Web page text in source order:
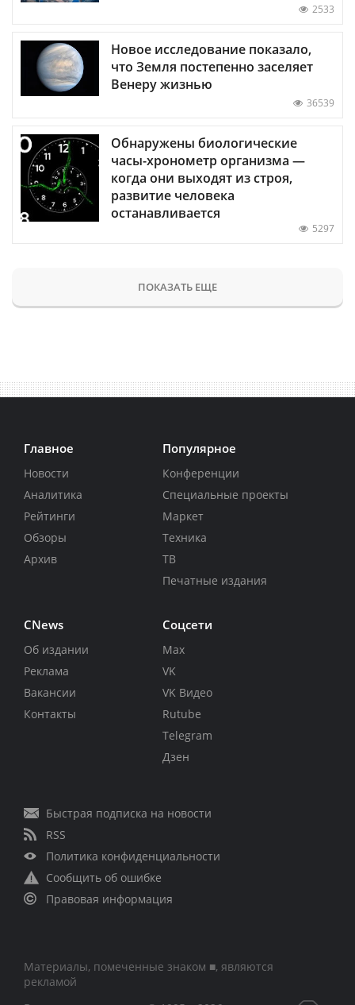
2533
Новое исследование показало,
что Земля постепенно заселяет
Венеру жизнью
36539
Обнаружены биологические
часы-хронометр организма —
когда они выходят из строя,
развитие человека
останавливается
5297
ПОКАЗАТЬ ЕЩЕ
Главное
Новости
Аналитика
Рейтинги
Обзоры
Архив
Популярное
Конференции
Специальные проекты
Маркет
Техника
ТВ
Печатные издания
CNews
Об издании
Реклама
Вакансии
Контакты
Соцсети
Max
VK
VK Видео
Rutube
Telegram
Дзен
Быстрая подписка на новости
RSS
Политика конфиденциальности
Сообщить об ошибке
Правовая информация
Материалы, помеченные знаком ■, являются
рекламой